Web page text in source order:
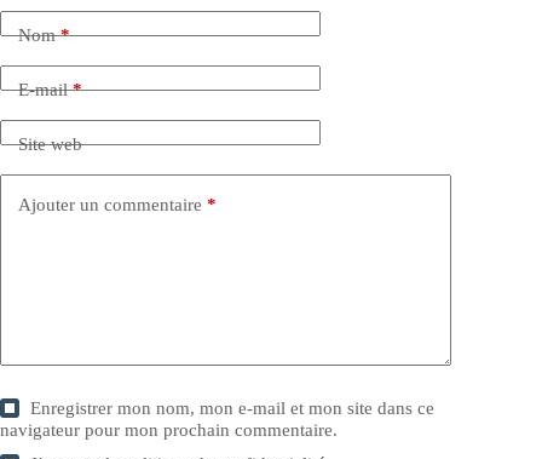
Nom*
E-mail*
Site web
Ajouter un commentaire *
Enregistrer mon nom, mon e-mail et mon site dans ce
navigateur pour mon prochain commentaire.